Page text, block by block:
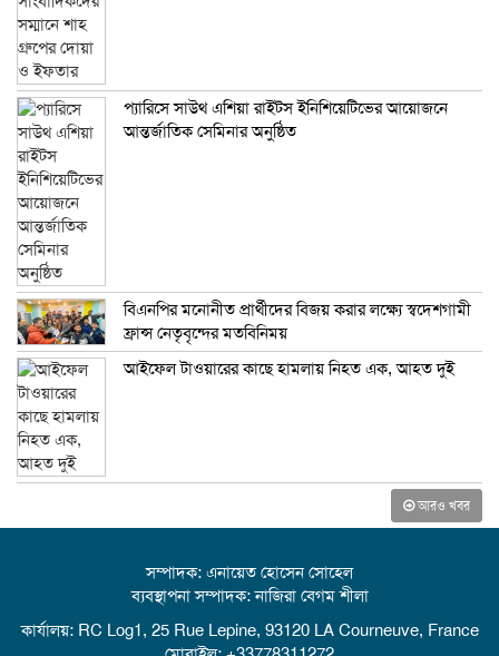
প্যারিসে সাউথ এশিয়া রাইটস ইনিশিয়েটিভের আয়োজনে
আন্তর্জাতিক সেমিনার অনুষ্ঠিত
বিএনপির মনোনীত প্রার্থীদের বিজয় করার লক্ষ্যে স্বদেশগামী
ফ্রান্স নেতৃবৃন্দের মতবিনিময়
আইফেল টাওয়ারের কাছে হামলায় নিহত এক, আহত দুই
আরও খবর
সম্পাদক: এনায়েত হোসেন সোহেল
ব্যবস্থাপনা সম্পাদক: নাজিরা বেগম শীলা
কার্যালয়: RC Log1, 25 Rue Lepine, 93120 LA Courneuve, France